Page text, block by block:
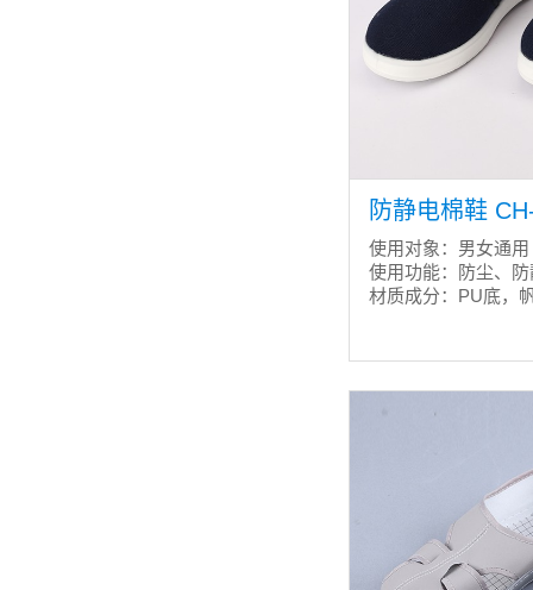
防静电棉鞋
使用对象：男女通用
使用功能：防尘、防
材质成分：PU底，